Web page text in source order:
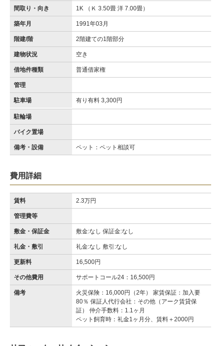
間取り・向き 1K （Ｋ 3.50畳 洋 7.00畳）
築年月 1991年03月
階建/階 2階建ての1階部分
建物状況 空き
借地件種類 普通借家権
管理
駐車場 有り有料 3,300円
駐輪場
バイク置場
備考・設備 ペット：ペット相談可
費用詳細
賃料 2.3万円
管理費等
敷金・保証金 敷金:なし 保証金:なし
礼金・敷引 礼金:なし 敷引:なし
更新料 16,500円
その他費用 サポートコール24：16,500円
備考
火災保険：16,000円（2年） 家賃保証：加入要
80％ 保証人代行会社：その他（アーク賃貸保
証） 仲介手数料：1.1ヶ月
ペット飼育時：礼金1ヶ月分、賃料＋2000円